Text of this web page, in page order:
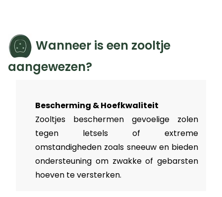
Wanneer is een zooltje
aangewezen?
Bescherming & Hoefkwaliteit
Zooltjes beschermen gevoelige zolen
tegen letsels of extreme
omstandigheden zoals sneeuw en bieden
ondersteuning om zwakke of gebarsten
hoeven te versterken.